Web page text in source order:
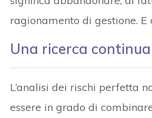
ragionamento di gestione. E
Una ricerca
L’analisi dei rischi perfetta
essere in grado di